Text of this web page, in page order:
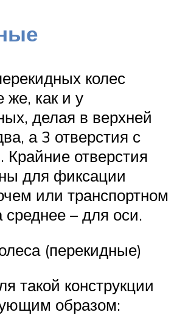
колес
же, как и у
делая в верхней
а 3 отверстия с
отверстия
для фиксации
или транспортном
– для оси.
(перекидные)
такой конструкции
образом: